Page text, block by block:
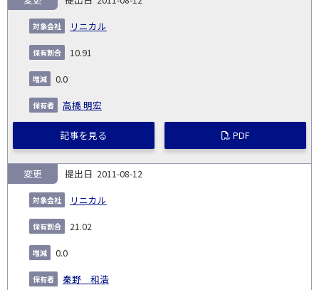
リニカル
10.91
0.0
高橋 明宏
記事を見る PDF
2011-08-12
リニカル
変更
21.02
0.0
秦野 和浩